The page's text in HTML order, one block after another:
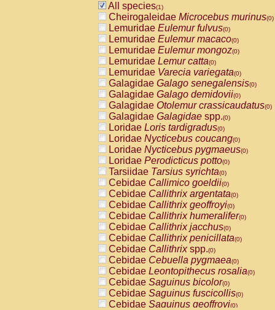
All species(1)
Cheirogaleidae Microcebus murinus(0)
Lemuridae Eulemur fulvus(0)
Lemuridae Eulemur macaco(0)
Lemuridae Eulemur mongoz(0)
Lemuridae Lemur catta(0)
Lemuridae Varecia variegata(0)
Galagidae Galago senegalensis(0)
Galagidae Galago demidovii(0)
Galagidae Otolemur crassicaudatus(0)
Galagidae Galagidae spp.(0)
Loridae Loris tardigradus(0)
Loridae Nycticebus coucang(0)
Loridae Nycticebus pygmaeus(0)
Loridae Perodicticus potto(0)
Tarsiidae Tarsius syrichta(0)
Cebidae Callimico goeldii(0)
Cebidae Callithrix argentata(0)
Cebidae Callithrix geoffroyi(0)
Cebidae Callithrix humeralifer(0)
Cebidae Callithrix jacchus(0)
Cebidae Callithrix penicillata(0)
Cebidae Callithrixspp.(0)
Cebidae Cebuella pygmaea(0)
Cebidae Leontopithecus rosalia(0)
Cebidae Saguinus bicolor(0)
Cebidae Saguinus fuscicollis(0)
Cebidae Saguinus geoffroyi(0)